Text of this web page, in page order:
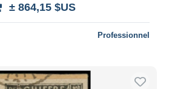
± 864,15 $US
Professionnel